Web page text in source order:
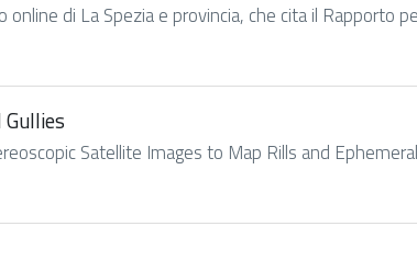
di La Spezia e provincia, che cita il Rapporto
Satellite Images to Map Rills and